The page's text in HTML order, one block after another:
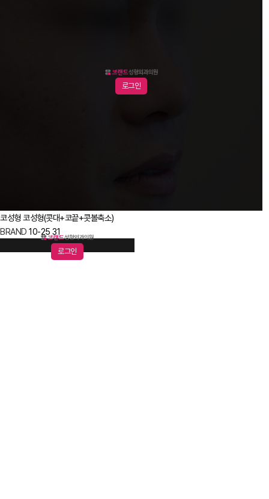
로그인
코성형 코성형(콧대+코끝+콧볼축소)
BRAND 10-25 31
로그인